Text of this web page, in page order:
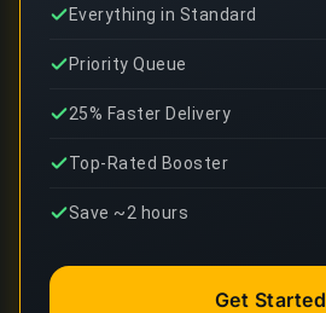
Everything in Standard
Priority Queue
25% Faster Delivery
Top-Rated Booster
Save ~2 hours
Get Started